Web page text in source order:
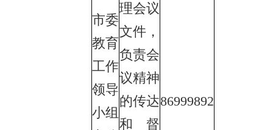
市委
教育
工作
领导
小组
理会议
文件，
负责会
议精神
的传达
和督
86999892